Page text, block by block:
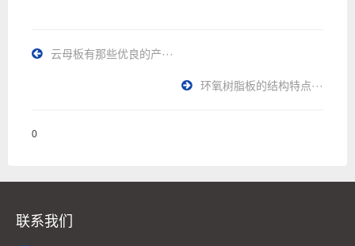
云母板有那些优良的产···
环氧树脂板的结构特点···
0
联系我们